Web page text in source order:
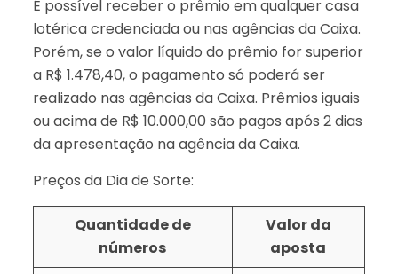
É possível receber o prêmio em qualquer casa
lotérica credenciada ou nas agências da Caixa.
Porém, se o valor líquido do prêmio for superior
a R$ 1.478,40, o pagamento só poderá ser
realizado nas agências da Caixa. Prêmios iguais
ou acima de R$ 10.000,00 são pagos após 2 dias
da apresentação na agência da Caixa.
Preços da Dia de Sorte:
Quantidade de
números
Valor da
aposta